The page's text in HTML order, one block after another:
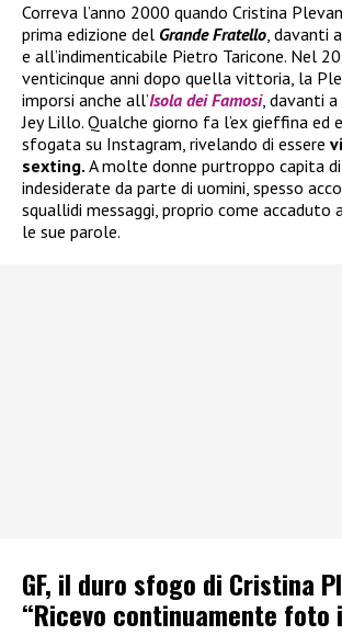
Correva l’anno 2000 quando Cristina
prima edizione del Grande Fratello, davanti
e all’indimenticabile Pietro Taricone. Nel
venticinque anni dopo quella vittoria, la
imporsi anche all’Isola dei Famosi, davanti
Jey Lillo. Qualche giorno fa l’ex gieffina ed
sfogata su Instagram, rivelando di essere
sexting. A molte donne purtroppo capita
indesiderate da parte di uomini, spesso
squallidi messaggi, proprio come accaduto
le sue parole.
GF, il duro sfogo di Cristina
“Ricevo continuamente foto